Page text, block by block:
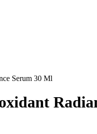
Serum 30 Ml